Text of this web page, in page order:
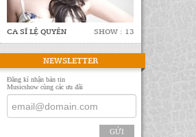
CA SĨ LỆ QUYÊN SHOW : 13
NEWSLETTER
Đăng kí nhận bản tin
Musicshow cùng các ưu đãi
GỬI